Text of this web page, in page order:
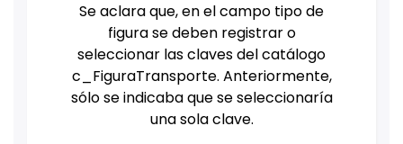
Se aclara que, en el campo tipo de
figura se deben registrar o
seleccionar las claves del catálogo
c_FiguraTransporte. Anteriormente,
sólo se indicaba que se seleccionaría
una sola clave.